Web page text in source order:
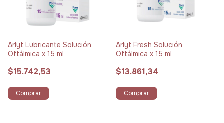
Arlyt Lubricante Solución
Oftálmica x 15 ml
$15.742,53
Comprar
Arlyt Fresh Solución
Oftálmica x 15 ml
$13.861,34
Comprar